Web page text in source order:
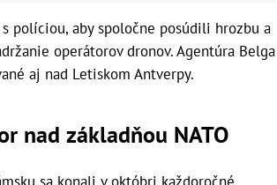
políciou, aby spoločne posúdili hrozbu a
operátorov dronov. Agentúra Belga
aj nad Letiskom Antverpy.
nad základňou NATO
sa konali v októbri každoročné